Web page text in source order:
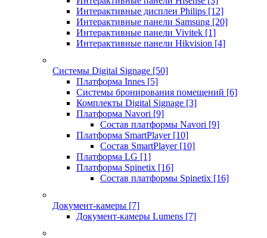
Интерактивные дисплеи Philips [12]
Интерактивные панели Samsung [20]
Интерактивные панели Vivitek [1]
Интерактивные панели Hikvision [4]
Системы Digital Signage [50]
Платформа Innes [5]
Системы бронирования помещений [6]
Комплекты Digital Signage [3]
Платформа Navori [9]
Состав платформы Navori [9]
Платформа SmartPlayer [10]
Состав SmartPlayer [10]
Платформа LG [1]
Платформа Spinetix [16]
Состав платформы Spinetix [16]
Документ-камеры [7]
Документ-камеры Lumens [7]